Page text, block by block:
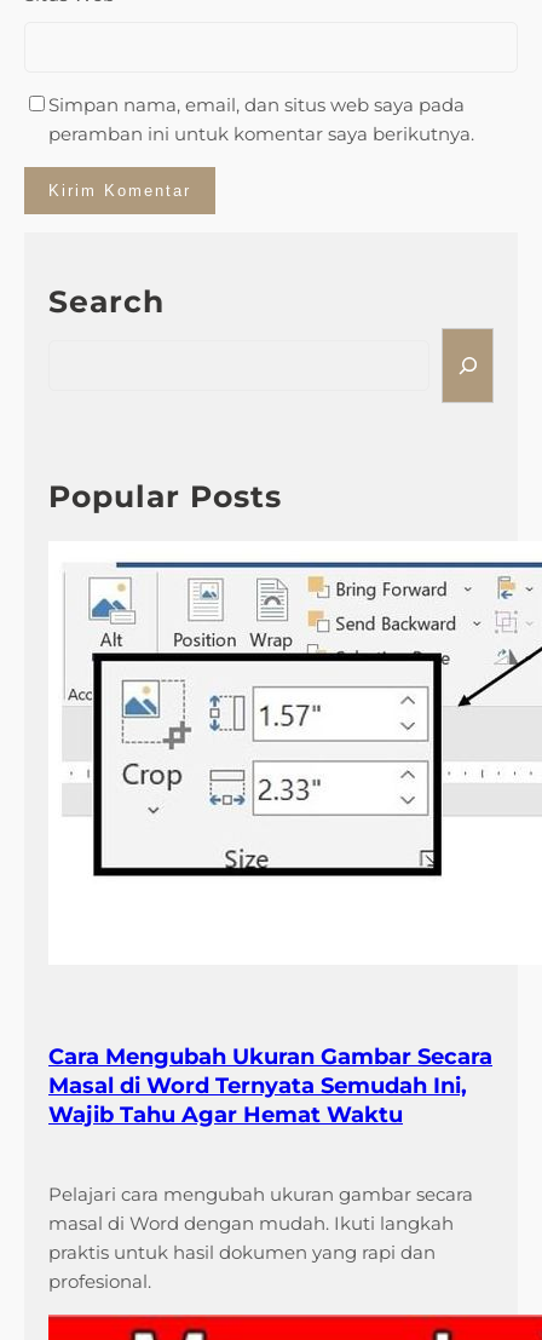
Simpan nama, email, dan situs web saya pada
peramban ini untuk komentar saya berikutnya.
Search
h
Popular Posts
Cara Mengubah Ukuran Gambar Secara
Masal di Word Ternyata Semudah Ini,
Wajib Tahu Agar Hemat Waktu
Pelajari cara mengubah ukuran gambar secara
masal di Word dengan mudah. Ikuti langkah
praktis untuk hasil dokumen yang rapi dan
profesional.